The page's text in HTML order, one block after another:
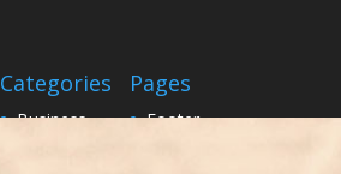
Categories
Business
Pages
Footer